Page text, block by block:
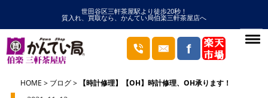
世田谷区三軒茶屋駅より徒歩20秒！
質入れ、買取なら、かんてい局伯楽三軒茶屋店へ
HOME ブログ 【時計修理】【OH】時計修理、OH承ります！